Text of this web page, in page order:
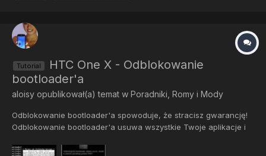
Tutorial
HTC One X - Odblokowanie
bootloader'a
aloisy opublikował(a) temat w Poradniki, Romy i Mody
Odblokowanie bootloader'a spowoduje, że stracisz gwarancję!
Odblokowanie bootloader'a usuwa wszystkie Twoje aplikacje i
sprawę, że odblokowanie bootloadera jest dzięki stronie